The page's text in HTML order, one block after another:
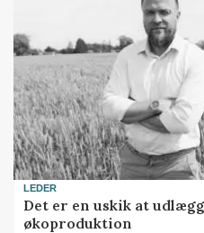
LEDER
Det er en uskik at
økoproduktion